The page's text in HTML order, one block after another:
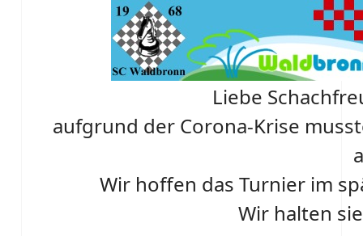
Liebe
aufgrund der Corona-Krise
Wir hoffen das Turnier im
Wir halten